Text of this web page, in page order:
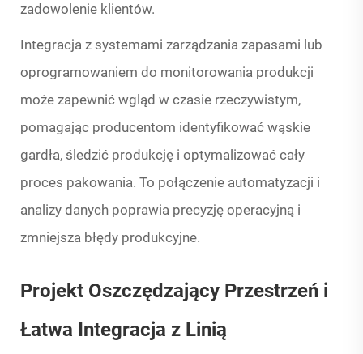
zadowolenie klientów.
Integracja z systemami zarządzania zapasami lub
oprogramowaniem do monitorowania produkcji
może zapewnić wgląd w czasie rzeczywistym,
pomagając producentom identyfikować wąskie
gardła, śledzić produkcję i optymalizować cały
proces pakowania. To połączenie automatyzacji i
analizy danych poprawia precyzję operacyjną i
zmniejsza błędy produkcyjne.
Projekt Oszczędzający Przestrzeń i
Łatwa Integracja z Linią